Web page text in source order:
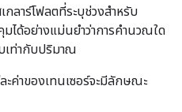
กลาร์โฟลตที่ระบุช่วงสำหรับ
ได้อย่างแม่นยำว่าการคำนวณใด
เท่ากับปริมาณ
ะค่าของเทนเซอร์จะมีลักษณะ